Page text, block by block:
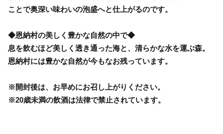
ことで奥深い味わいの泡盛へと仕上がるのです。
◆恩納村の美しく豊かな自然の中で◆
息を飲むほど美しく透き通った海と、清らかな水を運ぶ森。
恩納村には豊かな自然が今もなお残っています。
※開封後は、お早めにお召し上がりください。
※20歳未満の飲酒は法律で禁止されています。